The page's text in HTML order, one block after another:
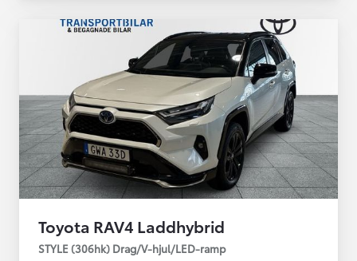
Toyota RAV4 Laddhybrid
STYLE (306hk) Drag/V-hjul/LED-ramp